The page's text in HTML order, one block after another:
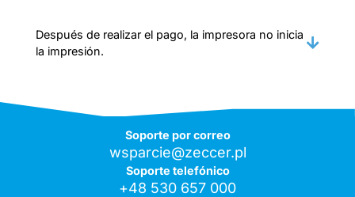
Después de realizar el pago, la impresora no inicia
la impresión.
Soporte por correo
wsparcie@zeccer.pl
Soporte telefónico
+48 530 657 000